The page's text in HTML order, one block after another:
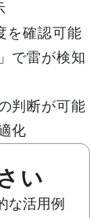
を確認可能
で雷が検知
判断が可能
化
い
な活用例